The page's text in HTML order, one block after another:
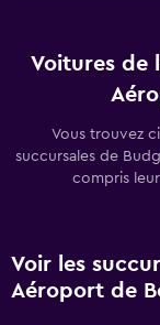
Voitures de
Vous trouvez
succursales de
compris
Voir les
Aéroport de